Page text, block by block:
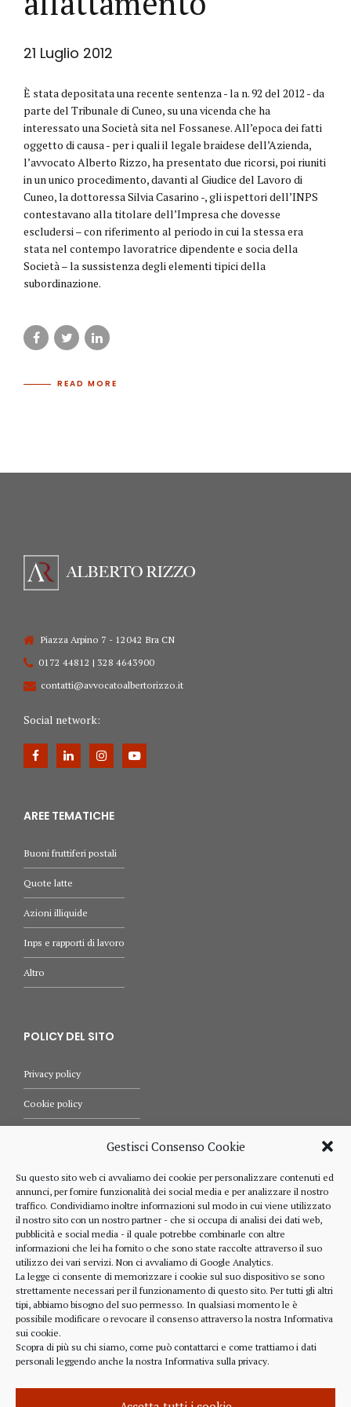
Gestisci Consenso Cookie
Su questo sito web ci avvaliamo dei cookie per personalizzare contenuti ed
annunci, per fornire funzionalità dei social media e per analizzare il nostro
traffico. Condividiamo inoltre informazioni sul modo in cui viene utilizzato
il nostro sito con un nostro partner - che si occupa di analisi dei dati web,
pubblicità e social media - il quale potrebbe combinarle con altre
informazioni che lei ha fornito o che sono state raccolte attraverso il suo
utilizzo dei vari servizi. Non ci avvaliamo di Google Analytics.
La legge ci consente di memorizzare i cookie sul suo dispositivo se sono
strettamente necessari per il funzionamento di questo sito. Per tutti gli altri
tipi, abbiamo bisogno del suo permesso. In qualsiasi momento le è
possibile modificare o revocare il consenso attraverso la nostra Informativa
sui cookie.
Scopra di più su chi siamo, come può contattarci e come trattiamo i dati
personali leggendo anche la nostra Informativa sulla privacy.
21 Luglio 2012
È stata depositata una recente sentenza - la n. 92 del 2012 - da
parte del Tribunale di Cuneo, su una vicenda che ha
interessato una Società sita nel Fossanese. All’epoca dei fatti
oggetto di causa - per i quali il legale braidese dell’Azienda,
l’avvocato Alberto Rizzo, ha presentato due ricorsi, poi riuniti
in un unico procedimento, davanti al Giudice del Lavoro di
Cuneo, la dottoressa Silvia Casarino -, gli ispettori dell’INPS
contestavano alla titolare dell’Impresa che dovesse
escludersi – con riferimento al periodo in cui la stessa era
stata nel contempo lavoratrice dipendente e socia della
Società – la sussistenza degli elementi tipici della
subordinazione.
READ MORE
Piazza Arpino 7 - 12042 Bra CN
0172 44812 | 328 4643900
contatti@avvocatoalbertorizzo.it
Social network:
AREE TEMATICHE
Buoni fruttiferi postali
Quote latte
Azioni illiquide
Inps e rapporti di lavoro
Altro
POLICY DEL SITO
Privacy policy
Cookie policy
Comunicazioni
RIFERIMENTI
328 4643900
RZZ LRT 72M24 B111O